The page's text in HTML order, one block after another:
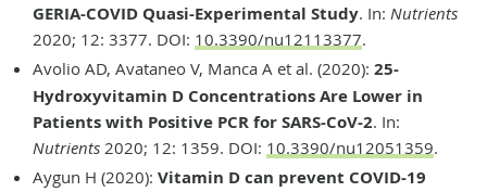
GERIA-COVID Quasi-Experimental Study. In: Nutrients
2020; 12: 3377. DOI: 10.3390/nu12113377.
Avolio AD, Avataneo V, Manca A et al. (2020): 25-
Hydroxyvitamin D Concentrations Are Lower in
Patients with Positive PCR for SARS-CoV-2. In:
Nutrients 2020; 12: 1359. DOI: 10.3390/nu12051359.
Aygun H (2020): Vitamin D can prevent COVID-19